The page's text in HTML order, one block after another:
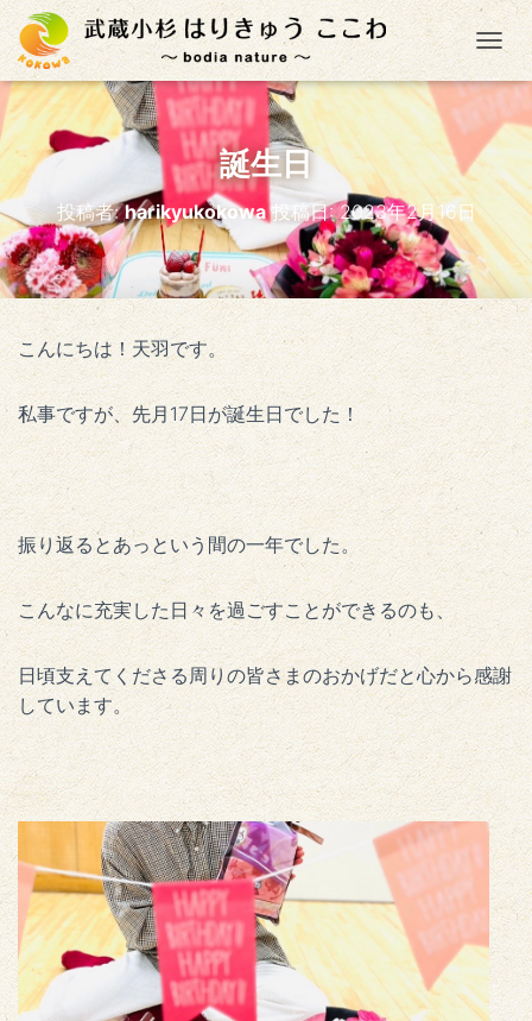
ナ
誕生日
投稿者:harikyukokowa投稿日:2023年2月16日
こんにちは！天羽です。
私事ですが、先月17日が誕生日でした！
振り返るとあっという間の一年でした。
こんなに充実した日々を過ごすことができるのも、
日頃支えてくださる周りの皆さまのおかげだと心から感謝
しています。